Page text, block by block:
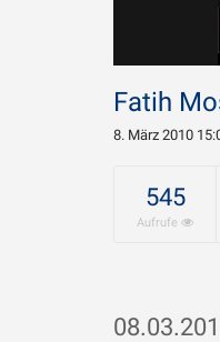
Fatih
8. März 2010
545
Aufrufe